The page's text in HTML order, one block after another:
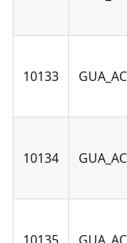
10133
10134